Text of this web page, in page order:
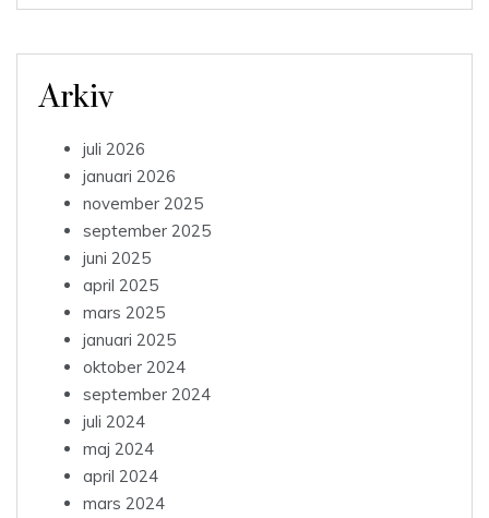
Arkiv
juli 2026
januari 2026
november 2025
september 2025
juni 2025
april 2025
mars 2025
januari 2025
oktober 2024
september 2024
juli 2024
maj 2024
april 2024
mars 2024